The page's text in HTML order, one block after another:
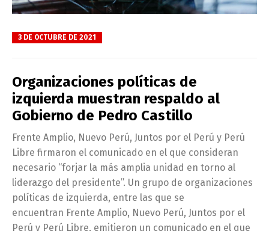
3 DE OCTUBRE DE 2021
Organizaciones políticas de
izquierda muestran respaldo al
Gobierno de Pedro Castillo
Frente Amplio, Nuevo Perú, Juntos por el Perú y Perú
Libre firmaron el comunicado en el que consideran
necesario “forjar la más amplia unidad en torno al
liderazgo del presidente”. Un grupo de organizaciones
políticas de izquierda, entre las que se
encuentran Frente Amplio, Nuevo Perú, Juntos por el
Perú y Perú Libre, emitieron un comunicado en el que